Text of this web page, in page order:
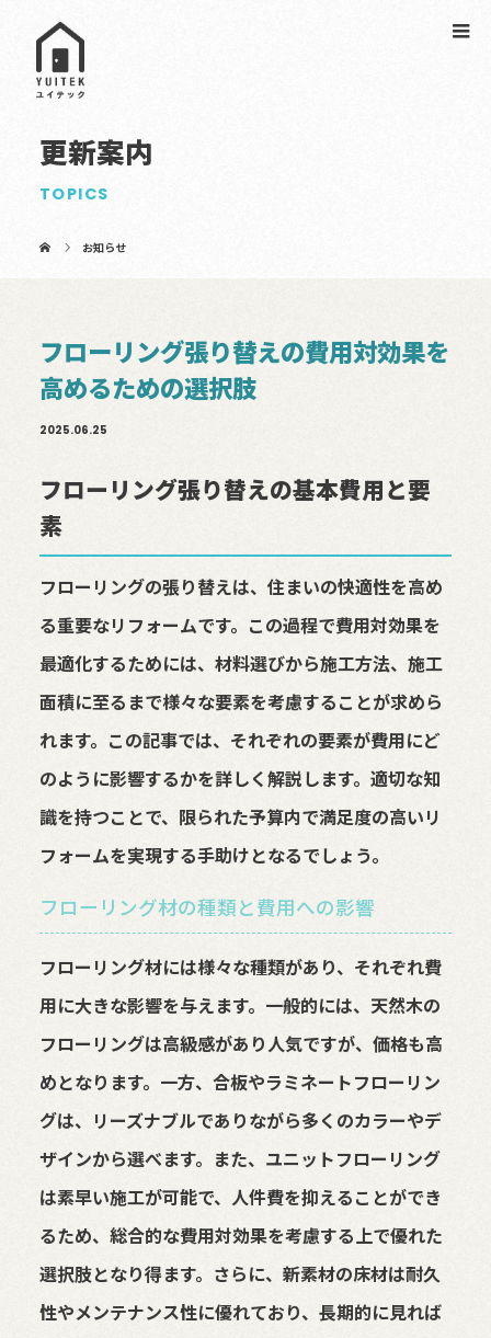
更新案内
TOPICS
お知らせ
フローリング張り替えの費用対効果を
高めるための選択肢
2025.06.25
フローリング張り替えの基本費用と要
素
フローリングの張り替えは、住まいの快適性を高め
る重要なリフォームです。この過程で費用対効果を
最適化するためには、材料選びから施工方法、施工
面積に至るまで様々な要素を考慮することが求めら
れます。この記事では、それぞれの要素が費用にど
のように影響するかを詳しく解説します。適切な知
識を持つことで、限られた予算内で満足度の高いリ
フォームを実現する手助けとなるでしょう。
フローリング材の種類と費用への影響
フローリング材には様々な種類があり、それぞれ費
用に大きな影響を与えます。一般的には、天然木の
フローリングは高級感があり人気ですが、価格も高
めとなります。一方、合板やラミネートフローリン
グは、リーズナブルでありながら多くのカラーやデ
ザインから選べます。また、ユニットフローリング
は素早い施工が可能で、人件費を抑えることができ
るため、総合的な費用対効果を考慮する上で優れた
選択肢となり得ます。さらに、新素材の床材は耐久
性やメンテナンス性に優れており、長期的に見れば